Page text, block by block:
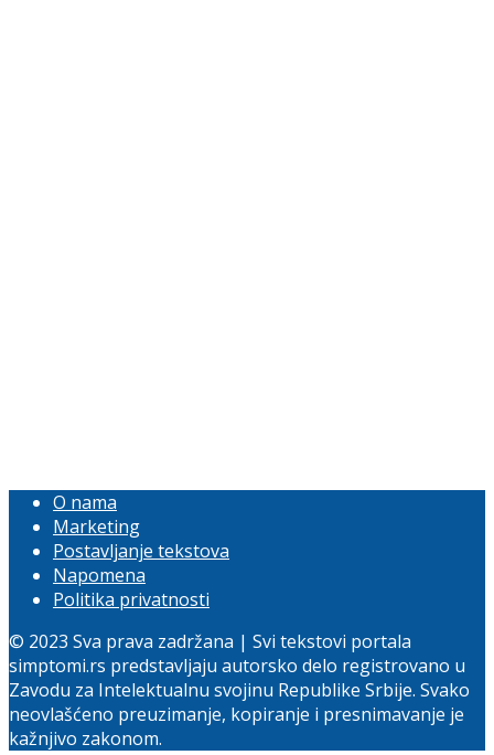
O nama
Marketing
Postavljanje tekstova
Napomena
Politika privatnosti
© 2023 Sva prava zadržana | Svi tekstovi portala
simptomi.rs predstavljaju autorsko delo registrovano u
Zavodu za Intelektualnu svojinu Republike Srbije. Svako
neovlašćeno preuzimanje, kopiranje i presnimavanje je
kažnjivo zakonom.